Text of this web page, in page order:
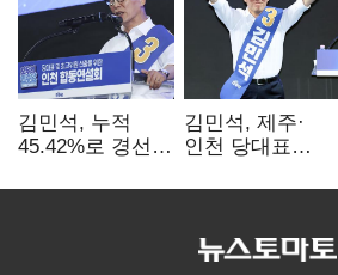
김민석, 누적
45.42%로 경선
격차
김민석, 제주·
인천 당대표